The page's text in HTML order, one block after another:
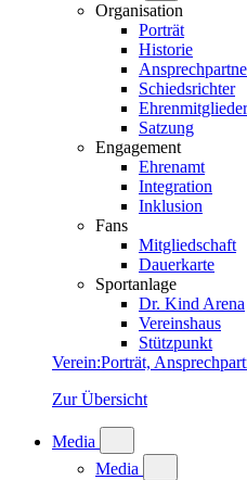
Organisation
Porträt
Historie
Schiedsrichter
Ehrenmitglieder
Satzung
Engagement
Ehrenamt
Integration
Inklusion
Fans
Mitgliedschaft
Dauerkarte
Sportanlage
Dr. Kind Arena
Vereinshaus
Stützpunkt
Verein:Porträt,
Zur Übersicht
Media
Media